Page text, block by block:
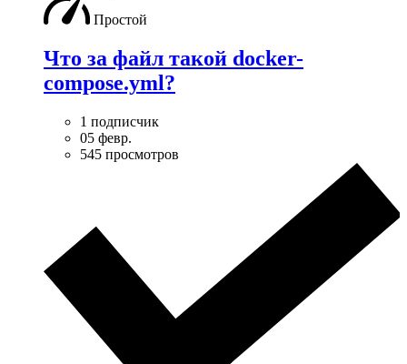
Простой
Что за файл такой docker-
compose.yml?
1 подписчик
05 февр.
545 просмотров